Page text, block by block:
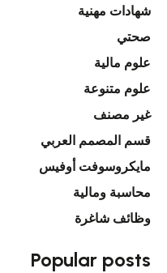
شهادات مهنية
صحتي
علوم مالية
علوم متنوعة
غير مصنف
قسم المصمم العربي
مايكروسوفت أوفيس
محاسبة ومالية
وظائف شاغرة
Popular posts